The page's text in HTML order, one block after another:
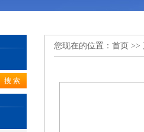
您现在的位置： 首页 >>